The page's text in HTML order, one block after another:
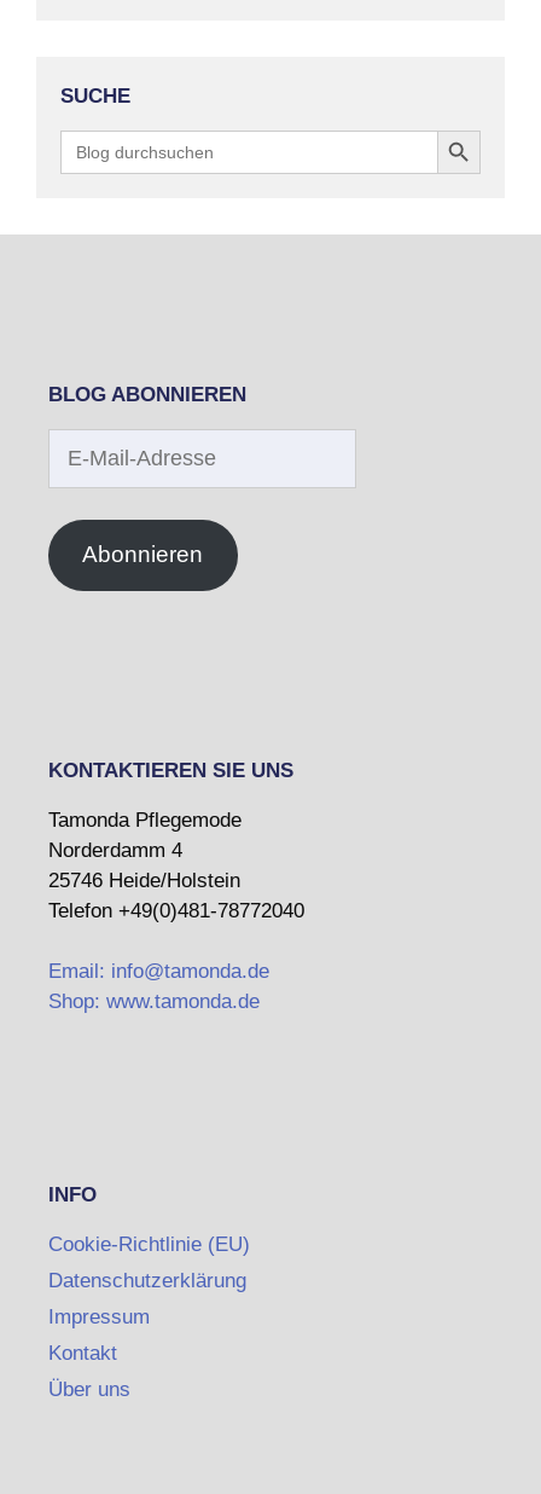
SUCHE
for:
Search Button
BLOG ABONNIEREN
Abonnieren
KONTAKTIEREN SIE UNS
Tamonda Pflegemode
Norderdamm 4
25746 Heide/Holstein
Telefon +49(0)481-78772040
Email: info@tamonda.de
Shop: www.tamonda.de
INFO
Cookie-Richtlinie (EU)
Datenschutzerklärung
Impressum
Kontakt
Über uns